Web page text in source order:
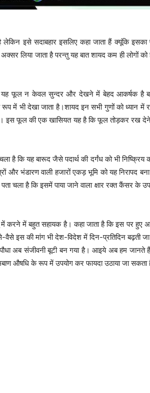
इसे सदाबहार इसलिए कहा जाता हैं क्यूंकि
लिया जाता है परन्तु यह बात शायद कम ही लोगों को
यह फूल न केवल सुन्दर और देखने में बेहद आकर्षक है
में भी देखा जाता है।शायद इन सभी गुणों को ध्यान में
। इस फूल की एक खासियत यह है कि फूल तोड़कर रख
कि यह बारूद जैसे पदार्थ की दर्गंध को भी निष्क्रिय
भंडारण वाली हजारों एकड़ भूमि को यह निरापद बना
चला है कि इसमें पाया जाने वाला क्षार रक्त कैंसर के
करने में बहुत सहायक है। कहा जाता है कि इस पर हुए
इस की मांग भी देश-विदेश में दिन-प्रतिदिन बढ़ती जा
अब संजीवनी बूटी बन गया है। आइये अब हम जानते
औषधि के रूप में उपयोग कर फायदा उठाया जा सकता